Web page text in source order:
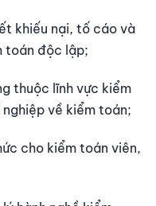
khiếu nại, tố cáo và
toán độc lập;
thuộc lĩnh vực kiểm
về kiểm toán;
cho kiểm toán viên,